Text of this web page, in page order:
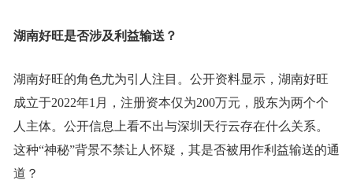
湖南好旺是否涉及利益输送？
湖南好旺的角色尤为引人注目。公开资料显示，湖南好旺
成立于2022年1月，注册资本仅为200万元，股东为两个个
人主体。公开信息上看不出与深圳天行云存在什么关系。
这种“神秘”背景不禁让人怀疑，其是否被用作利益输送的通
道？